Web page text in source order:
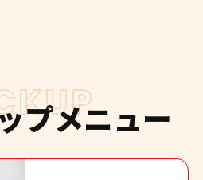
プメニュー